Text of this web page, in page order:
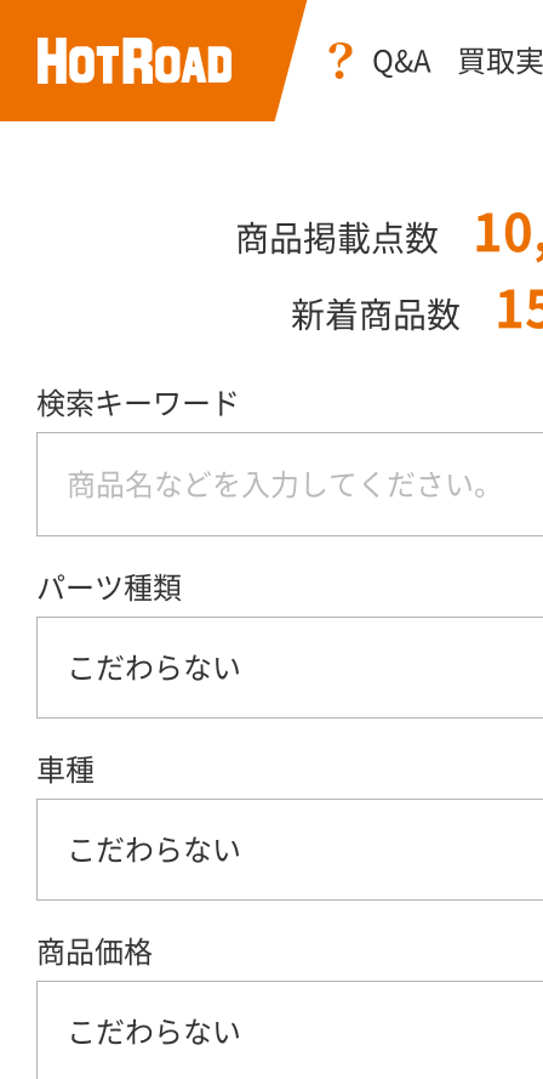
Q&A 買取
商品掲載点数
新着商品数
検索キーワード
パーツ種類
こだわらない
車種
こだわらない
商品価格
こだわらない